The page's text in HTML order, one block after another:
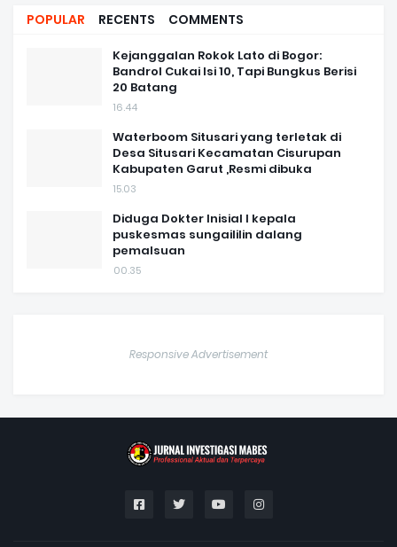
POPULAR RECENTS COMMENTS
Kejanggalan Rokok Lato di Bogor:
Bandrol Cukai Isi 10, Tapi Bungkus Berisi
20 Batang
16.44
Waterboom Situsari yang terletak di
Desa Situsari Kecamatan Cisurupan
Kabupaten Garut ,Resmi dibuka
15.03
Diduga Dokter Inisial I kepala
puskesmas sungaililin dalang
pemalsuan
00.35
Responsive Advertisement